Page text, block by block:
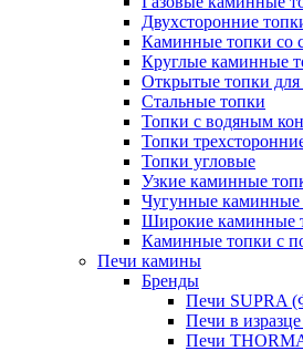
Двухсторонние
Каминные топки со
Круглые каминные
Открытые топки
Стальные топки
Топки с водяным
Топки
Топки угловые
Узкие каминные
Чугунные каминные
Широкие каминные
Каминные топки с
Печи камины
Бренды
Печи SUPRA
Печи в
Печи